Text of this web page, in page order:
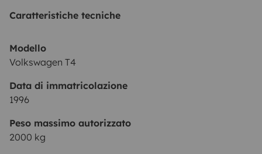
Caratteristiche tecniche
Modello
Volkswagen T4
Data di immatricolazione
1996
Peso massimo autorizzato
2000 kg